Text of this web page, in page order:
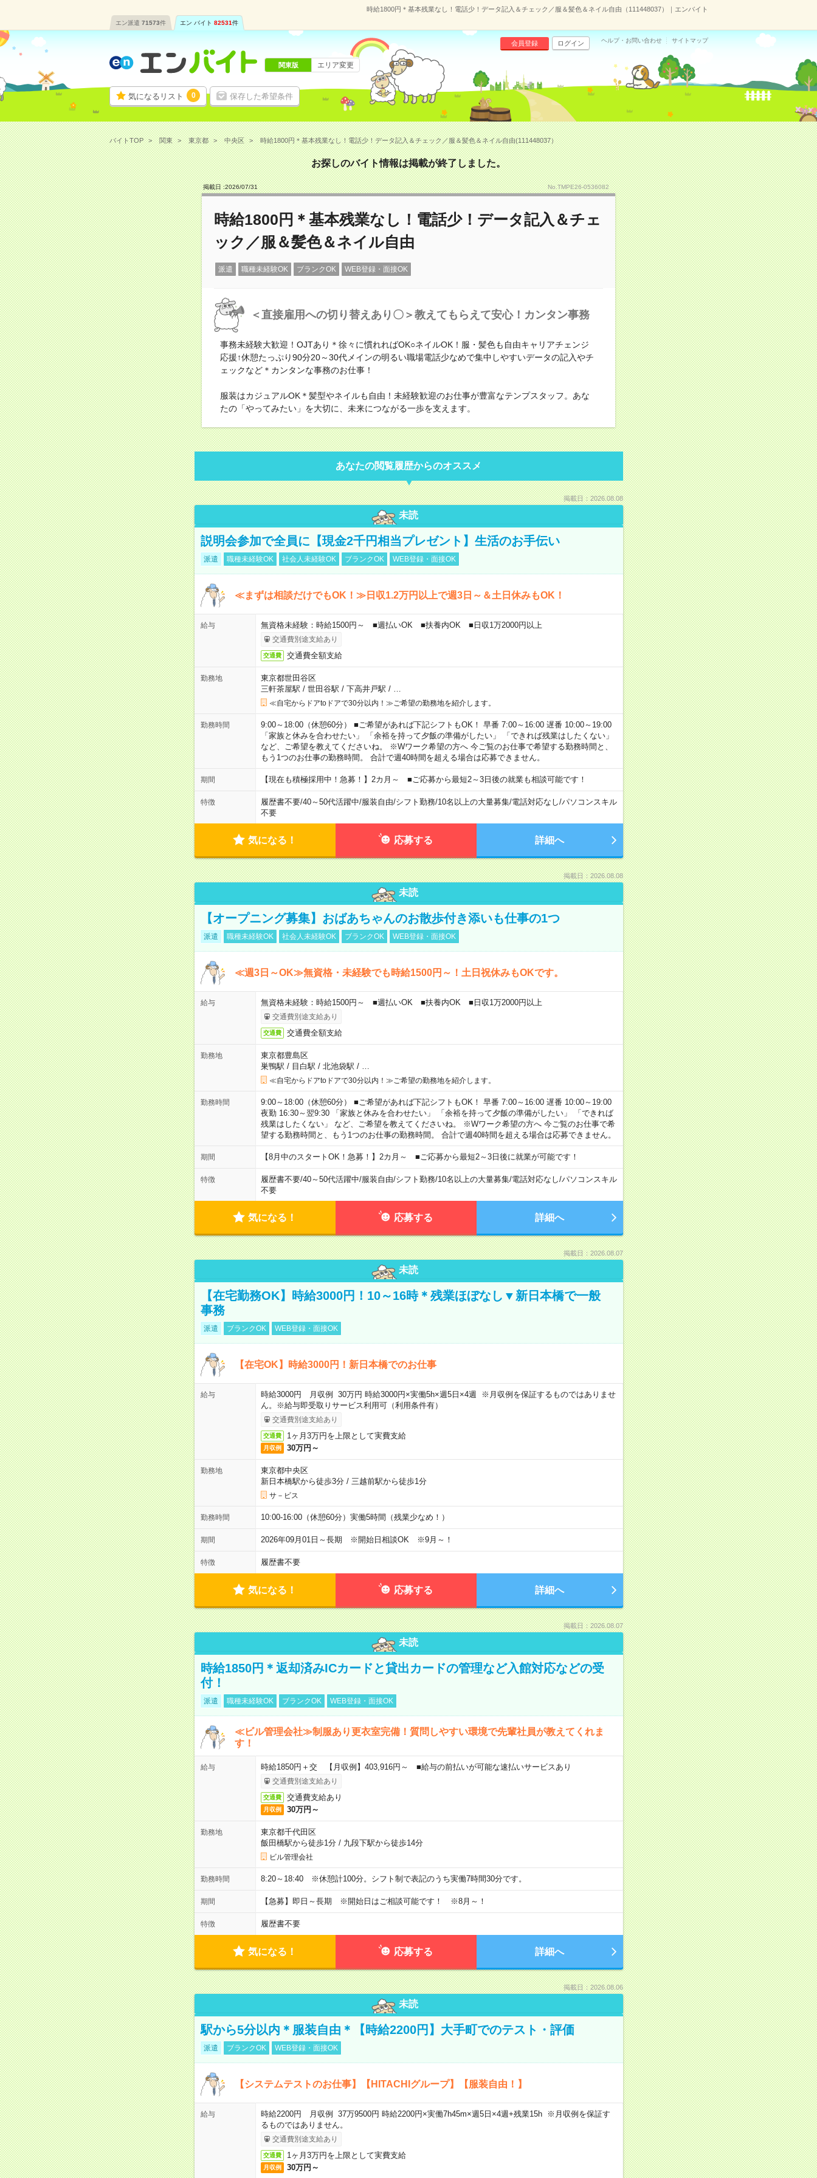
時給1800円＊基本残業なし！電話少！データ記入＆チェック／服＆髪色＆ネイル自由（111448037）｜エンバイト
エン派遣 71573件 エン バイト 82531件
気になるリスト 0 保存した希望条件
会員登録 ログイン ヘルプ・お問い合わせ サイトマップ
関東版 エリア変更
バイトTOP 関東 東京都 中央区 時給1800円＊基本残業なし！電話少！データ記入＆チェック／服＆髪色＆ネイル自由(111448037）
お探しのバイト情報は掲載が終了しました。
掲載日 :2026/07/31 No.TMPE26-0536082
時給1800円＊基本残業なし！電話少！データ記入＆チェ
ック／服＆髪色＆ネイル自由
派遣 職種未経験OK ブランクOK WEB登録・面接OK
＜直接雇用への切り替えあり〇＞教えてもらえて安心！カンタン事務
事務未経験大歓迎！OJTあり＊徐々に慣れればOK○ネイルOK！服・髪色も自由キャリアチェンジ
応援↑休憩たっぷり90分20～30代メインの明るい職場電話少なめで集中しやすいデータの記入やチ
ェックなど＊カンタンな事務のお仕事！
服装はカジュアルOK＊髪型やネイルも自由！未経験歓迎のお仕事が豊富なテンプスタッフ。あな
たの「やってみたい」を大切に、未来につながる一歩を支えます。
あなたの閲覧履歴からのオススメ
掲載日：2026.08.08
未読
説明会参加で全員に【現金2千円相当プレゼント】生活のお手伝い
派遣 職種未経験OK 社会人未経験OK ブランクOK WEB登録・面接OK
≪まずは相談だけでもOK！≫日収1.2万円以上で週3日～＆土日休みもOK！
給与 無資格未経験：時給1500円～ ■週払いOK ■扶養内OK ■日収1万2000円以上
交通費別途支給あり
交通費 交通費全額支給
勤務地
東京都世田谷区
三軒茶屋駅 / 世田谷駅 / 下高井戸駅 /
≪自宅からドアtoドアで30分以内！≫ご希望の勤務地を紹介します。
勤務時間
9:00～18:00（休憩60分） ■ご希望があれば下記シフトもOK！ 早番 7:00～16:00 遅番 10:00～19:00
「家族と休みを合わせたい」 「余裕を持って夕飯の準備がしたい」 「できれば残業はしたくない」
など、ご希望を教えてくださいね。 ※Wワーク希望の方へ 今ご覧のお仕事で希望する勤務時間と、
もう1つのお仕事の勤務時間。 合計で週40時間を超える場合は応募できません。
期間 【現在も積極採用中！急募！】2カ月～ ■ご応募から最短2～3日後の就業も相談可能です！
特徴 履歴書不要/40～50代活躍中/服装自由/シフト勤務/10名以上の大量募集/電話対応なし/パソコンスキル
不要
気になる！ 応募する 詳細へ
掲載日：2026.08.08
未読
【オープニング募集】おばあちゃんのお散歩付き添いも仕事の1つ
派遣 職種未経験OK 社会人未経験OK ブランクOK WEB登録・面接OK
≪週3日～OK≫無資格・未経験でも時給1500円～！土日祝休みもOKです。
給与 無資格未経験：時給1500円～ ■週払いOK ■扶養内OK ■日収1万2000円以上
交通費別途支給あり
交通費 交通費全額支給
勤務地
東京都豊島区
巣鴨駅 / 目白駅 / 北池袋駅 /
≪自宅からドアtoドアで30分以内！≫ご希望の勤務地を紹介します。
勤務時間
9:00～18:00（休憩60分） ■ご希望があれば下記シフトもOK！ 早番 7:00～16:00 遅番 10:00～19:00
夜勤 16:30～翌9:30 「家族と休みを合わせたい」 「余裕を持って夕飯の準備がしたい」 「できれば
残業はしたくない」 など、ご希望を教えてくださいね。 ※Wワーク希望の方へ 今ご覧のお仕事で希
望する勤務時間と、もう1つのお仕事の勤務時間。 合計で週40時間を超える場合は応募できません。
期間 【8月中のスタートOK！急募！】2カ月～ ■ご応募から最短2～3日後に就業が可能です！
特徴 履歴書不要/40～50代活躍中/服装自由/シフト勤務/10名以上の大量募集/電話対応なし/パソコンスキル
不要
気になる！ 応募する 詳細へ
掲載日：2026.08.07
未読
【在宅勤務OK】時給3000円！10～16時＊残業ほぼなし▼新日本橋で一般
事務
派遣 ブランクOK WEB登録・面接OK
【在宅OK】時給3000円！新日本橋でのお仕事
給与
時給3000円 月収例 30万円 時給3000円×実働5h×週5日×4週 ※月収例を保証するものではありませ
ん。※給与即受取りサービス利用可（利用条件有）
交通費別途支給あり
交通費 1ヶ月3万円を上限として実費支給
月収例 30万円～
勤務地
東京都中央区
新日本橋駅から徒歩3分/ 三越前駅から徒歩1分
サ－ビス
勤務時間 10:00-16:00（休憩60分）実働5時間（残業少なめ！）
期間 2026年09月01日～長期 ※開始日相談OK ※9月～！
特徴 履歴書不要
気になる！ 応募する 詳細へ
掲載日：2026.08.07
未読
時給1850円＊返却済みICカードと貸出カードの管理など入館対応などの受
付！
派遣 職種未経験OK ブランクOK WEB登録・面接OK
≪ビル管理会社≫制服あり更衣室完備！質問しやすい環境で先輩社員が教えてくれま
す！
給与 時給1850円＋交 【月収例】403,916円～ ■給与の前払いが可能な速払いサービスあり
交通費別途支給あり
交通費 交通費支給あり
月収例 30万円～
勤務地
東京都千代田区
飯田橋駅から徒歩1分/ 九段下駅から徒歩14分
ビル管理会社
勤務時間 8:20～18:40 ※休憩計100分。シフト制で表記のうち実働7時間30分です。
期間 【急募】即日～長期 ※開始日はご相談可能です！ ※8月～！
特徴 履歴書不要
気になる！ 応募する 詳細へ
掲載日：2026.08.06
未読
駅から5分以内＊服装自由＊【時給2200円】大手町でのテスト・評価
派遣 ブランクOK WEB登録・面接OK
【システムテストのお仕事】【HITACHIグループ】【服装自由！】
給与
時給2200円 月収例 37万9500円 時給2200円×実働7h45m×週5日×4週+残業15h ※月収例を保証す
るものではありません。
交通費別途支給あり
交通費 1ヶ月3万円を上限として実費支給
月収例 30万円～